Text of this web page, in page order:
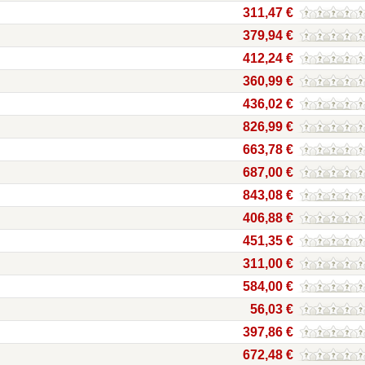
311,47 €
379,94 €
412,24 €
360,99 €
436,02 €
826,99 €
663,78 €
687,00 €
843,08 €
406,88 €
451,35 €
311,00 €
584,00 €
56,03 €
397,86 €
672,48 €